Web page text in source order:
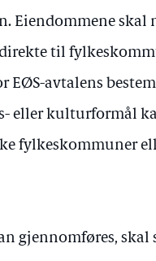
Eiendommene skal
til
avtalens
eller kulturformål
fylkeskommuner
gjennomføres, skal